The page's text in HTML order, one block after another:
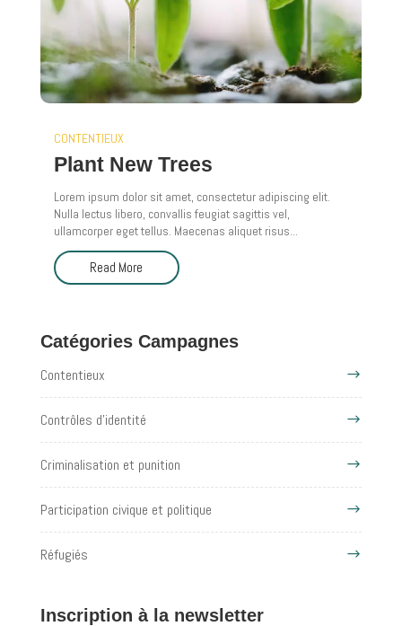
CONTENTIEUX
Plant New Trees
Lorem ipsum dolor sit amet, consectetur adipiscing elit.
Nulla lectus libero, convallis feugiat sagittis vel,
ullamcorper eget tellus. Maecenas aliquet risus...
Read More
Catégories Campagnes
Contentieux
Contrôles d'identité
Criminalisation et punition
Participation civique et politique
Réfugiés
Inscription à la newsletter